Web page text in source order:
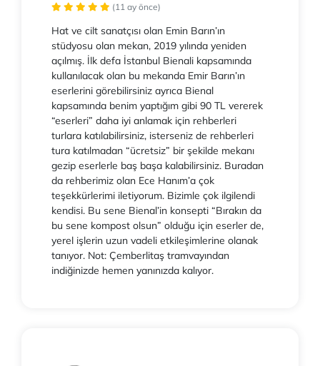
(11 ay önce)
Hat ve cilt sanatçısı olan Emin Barın’ın
stüdyosu olan mekan, 2019 yılında yeniden
açılmış. İlk defa İstanbul Bienali kapsamında
kullanılacak olan bu mekanda Emir Barın’ın
eserlerini görebilirsiniz ayrıca Bienal
kapsamında benim yaptığım gibi 90 TL vererek
“eserleri” daha iyi anlamak için rehberleri
turlara katılabilirsiniz, isterseniz de rehberleri
tura katılmadan “ücretsiz” bir şekilde mekanı
gezip eserlerle baş başa kalabilirsiniz. Buradan
da rehberimiz olan Ece Hanım’a çok
teşekkürlerimi iletiyorum. Bizimle çok ilgilendi
kendisi. Bu sene Bienal’in konsepti “Bırakın da
bu sene kompost olsun” olduğu için eserler de,
yerel işlerin uzun vadeli etkileşimlerine olanak
tanıyor. Not: Çemberlitaş tramvayından
indiğinizde hemen yanınızda kalıyor.